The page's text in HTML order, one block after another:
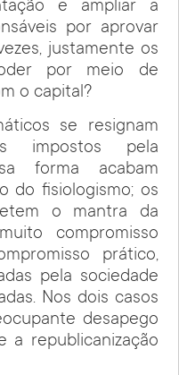
e ampliar a
por aprovar
justamente os
por meio de
o capital?
se resignam
impostos pela
forma acabam
do fisiologismo; os
o mantra da
compromisso
prático,
pela sociedade
Nos dois casos
desapego
a republicanização